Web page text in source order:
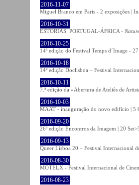
2016-11-07
Miguel Branco em Paris - 2 exposições |
2016-10-31
ESTÓRIAS: PORTUGAL-ÁFRICA -
2016-10-25
14ª edição do Festival Temps d´Image -
2016-10-18
14ª edição Doclisboa – Festival
2016-10-11
7.ª edição da «Abertura de Ateliês de
2016-10-03
MAAT - inauguração do novo edifício | 5
2016-09-20
26ª edição Encontros da Imagem | 20
2016-09-13
Queer Lisboa 20 – Festival Internacional
2016-08-30
MOTELX - Festival Internacional de
2016-08-23